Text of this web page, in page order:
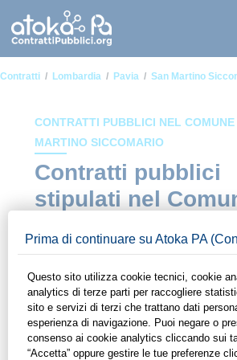
Contratti Lombardia Pavia San Martino
CONTRATTI PUBBLICI NEL COMUNE
MARTINO SICCOMARIO
Contratti pubblici
stipulati nel
in ambito Pubblica
sicurezza
In questa sezione del sito di
ad alcuni dei contratti presenti nella
all'interno del Comune di San Martino
Pubblica sicurezza. Grazie alle funzionalità di